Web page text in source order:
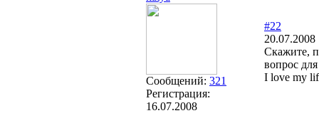
Сообщений: 321
Регистрация:
16.07.2008
#22
20.07.2008
Скажите,
вопрос
I love my